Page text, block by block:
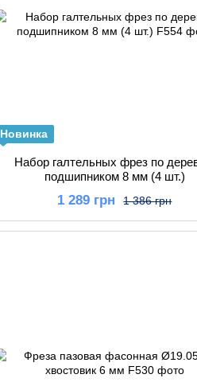
Новинка
Набор галтельных фрез по
подшипником 8 мм (4 шт.)
1 386 грн
1 289 грн